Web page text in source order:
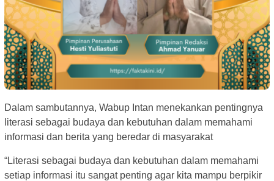
Dalam sambutannya, Wabup Intan menekankan pentingnya
literasi sebagai budaya dan kebutuhan dalam memahami
informasi dan berita yang beredar di masyarakat
“Literasi sebagai budaya dan kebutuhan dalam memahami
setiap informasi itu sangat penting agar kita mampu berpikir